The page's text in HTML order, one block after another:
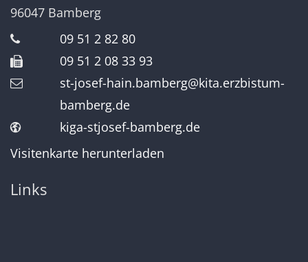
96047 Bamberg
09 51 2 82 80
09 51 2 08 33 93
st-josef-hain.bamberg@kita.erzbistum-
bamberg.de
kiga-stjosef-bamberg.de
Visitenkarte herunterladen
Links